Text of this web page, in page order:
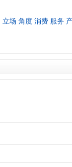
立场 角度 消费 服务